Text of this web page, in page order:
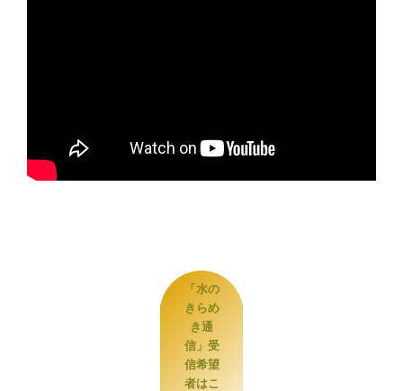
「水の
きらめ
き通
信」受
信希望
者はこ